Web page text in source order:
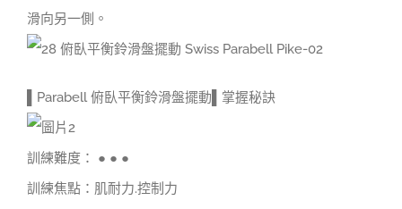
滑向另一側。
▌Parabell 俯臥平衡鈴滑盤擺動▌掌握秘訣
訓練難度： ● ● ●
訓練焦點：肌耐力.控制力